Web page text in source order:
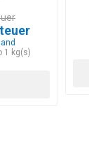
1 kg(s)